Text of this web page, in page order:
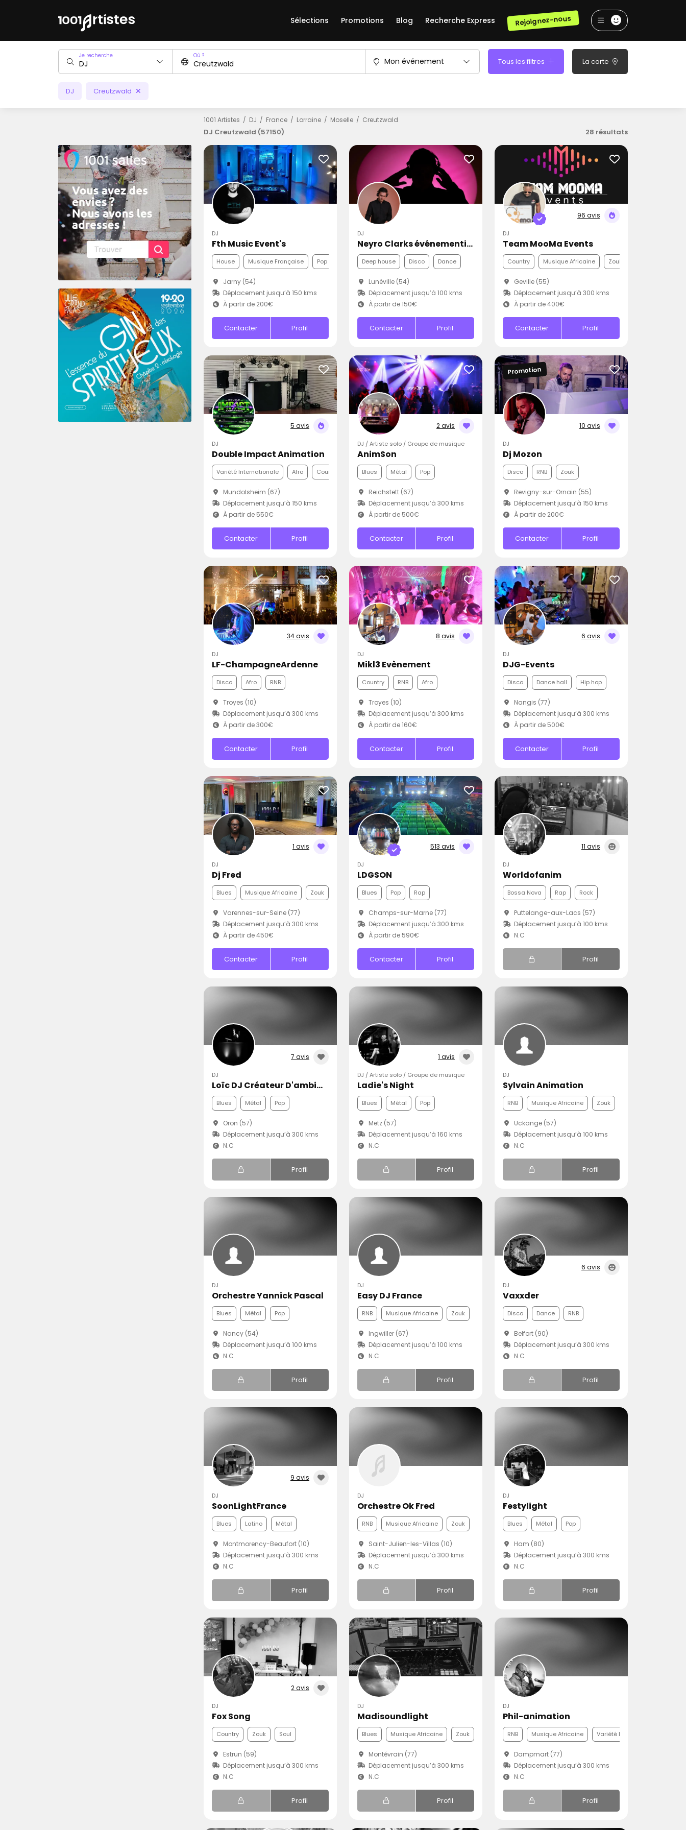
Sélections Promotions Blog Recherche Express Rejoignez-nous
Je recherche Où ?
Mon événement Tous les filtres La carte
DJ Creutzwald
1001 Artistes DJ France Lorraine Moselle Creutzwald
DJ Creutzwald (57150) 28 résultats
DJ
Fth Music Event's
House Musique Française Pop
Jarny (54)
Déplacement jusqu’à 150 kms
À partir de 200€
Contacter Profil
DJ
Neyro Clarks événementiel
Deep house Disco Dance
Lunéville (54)
Déplacement jusqu’à 100 kms
À partir de 150€
Contacter Profil
96 avis
DJ
Team MooMa Events
Country Musique Africaine Zouk
Geville (55)
Déplacement jusqu’à 300 kms
À partir de 400€
Contacter Profil
5 avis
DJ
Double Impact Animation
Variété Internationale Afro Country
Mundolsheim (67)
Déplacement jusqu’à 150 kms
À partir de 550€
Contacter Profil
2 avis
DJ / Artiste solo / Groupe de musique
AnimSon
Blues Métal Pop
Reichstett (67)
Déplacement jusqu’à 300 kms
À partir de 500€
Contacter Profil
10 avis
Promotion
DJ
Dj Mozon
Disco RNB Zouk
Revigny-sur-Ornain (55)
Déplacement jusqu’à 150 kms
À partir de 200€
Contacter Profil
34 avis
DJ
LF-ChampagneArdenne
Disco Afro RNB
Troyes (10)
Déplacement jusqu’à 300 kms
À partir de 300€
Contacter Profil
8 avis
DJ
Mikl3 Evènement
Country RNB Afro
Troyes (10)
Déplacement jusqu’à 300 kms
À partir de 160€
Contacter Profil
6 avis
DJ
DJG-Events
Disco Dance hall Hip hop
Nangis (77)
Déplacement jusqu’à 300 kms
À partir de 500€
Contacter Profil
1 avis
DJ
Dj Fred
Blues Musique Africaine Zouk
Varennes-sur-Seine (77)
Déplacement jusqu’à 300 kms
À partir de 450€
Contacter Profil
513 avis
DJ
LDGSON
Blues Pop Rap
Champs-sur-Marne (77)
Déplacement jusqu’à 300 kms
À partir de 590€
Contacter Profil
11 avis
DJ
Worldofanim
Bossa Nova Rap Rock
Puttelange-aux-Lacs (57)
Déplacement jusqu’à 100 kms
N.C
Profil
7 avis
DJ
Loïc DJ Créateur D'ambiance
Blues Métal Pop
Oron (57)
Déplacement jusqu’à 300 kms
N.C
Profil
1 avis
DJ / Artiste solo / Groupe de musique
Ladie's Night
Blues Métal Pop
Metz (57)
Déplacement jusqu’à 160 kms
N.C
Profil
DJ
Sylvain Animation
RNB Musique Africaine Zouk
Uckange (57)
Déplacement jusqu’à 100 kms
N.C
Profil
DJ
Orchestre Yannick Pascal
Blues Métal Pop
Nancy (54)
Déplacement jusqu’à 100 kms
N.C
Profil
DJ
Easy DJ France
RNB Musique Africaine Zouk
Ingwiller (67)
Déplacement jusqu’à 100 kms
N.C
Profil
6 avis
DJ
Vaxxder
Disco Dance RNB
Belfort (90)
Déplacement jusqu’à 300 kms
N.C
Profil
9 avis
DJ
SoonLightFrance
Blues Latino Métal
Montmorency-Beaufort (10)
Déplacement jusqu’à 300 kms
N.C
Profil
DJ
Orchestre Ok Fred
RNB Musique Africaine Zouk
Saint-Julien-les-Villas (10)
Déplacement jusqu’à 300 kms
N.C
Profil
DJ
Festylight
Blues Métal Pop
Ham (80)
Déplacement jusqu’à 300 kms
N.C
Profil
2 avis
DJ
Fox Song
Country Zouk Soul
Estrun (59)
Déplacement jusqu’à 300 kms
N.C
Profil
DJ
Madisoundlight
Blues Musique Africaine Zouk
Montévrain (77)
Déplacement jusqu’à 300 kms
N.C
Profil
DJ
Phil-animation
RNB Musique Africaine Variété Internationale
Dampmart (77)
Déplacement jusqu’à 300 kms
N.C
Profil